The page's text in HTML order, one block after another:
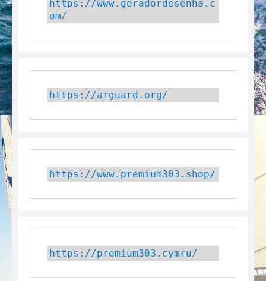
https://www.geradordesenha.c
om/
https://arguard.org/
https://www.premium303.shop/
https://premium303.cymru/